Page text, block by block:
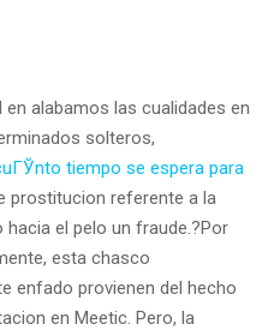
alabamos las cualidades en
solteros,
tiempo se espera para
prostitucion referente a la
el pelo un fraude.?Por
esta chasco
enfado provienen del hecho
en Meetic. Pero, la